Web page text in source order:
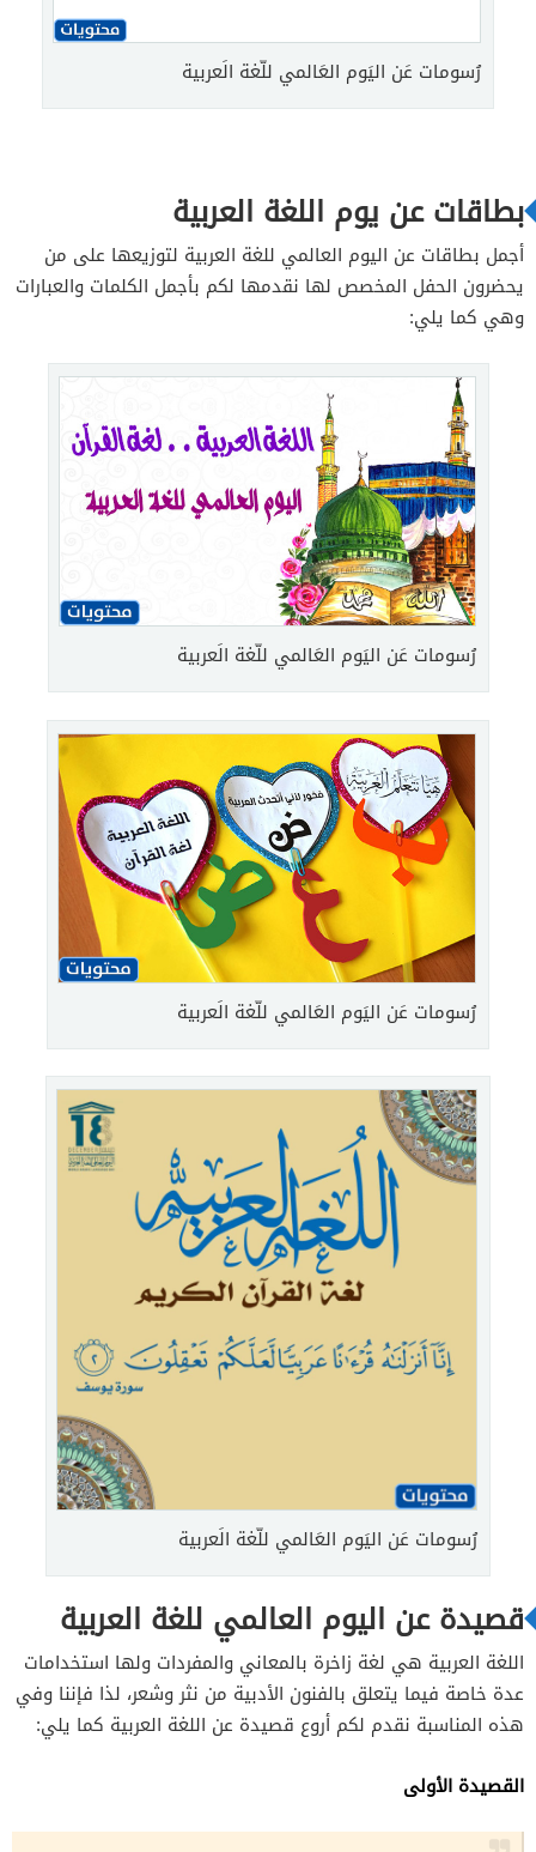
رُسومات عَن اليَوم العَالمي للّغة الَعربية
بطاقات عن يوم اللغة العربية
أجمل بطاقات عن اليوم العالمي للغة العربية لتوزيعها على من
يحضرون الحفل المخصص لها نقدمها لكم بأجمل الكلمات والعبارات
وهي كما يلي:
رُسومات عَن اليَوم العَالمي للّغة الَعربية
رُسومات عَن اليَوم العَالمي للّغة الَعربية
رُسومات عَن اليَوم العَالمي للّغة الَعربية
قصيدة عن اليوم العالمي للغة العربية
اللغة العربية هي لغة زاخرة بالمعاني والمفردات ولها استخدامات
عدة خاصة فيما يتعلق بالفنون الأدبية من نثر وشعر، لذا فإننا وفي
هذه المناسبة نقدم لكم أروع قصيدة عن اللغة العربية كما يلي:
القصيدة الأولى